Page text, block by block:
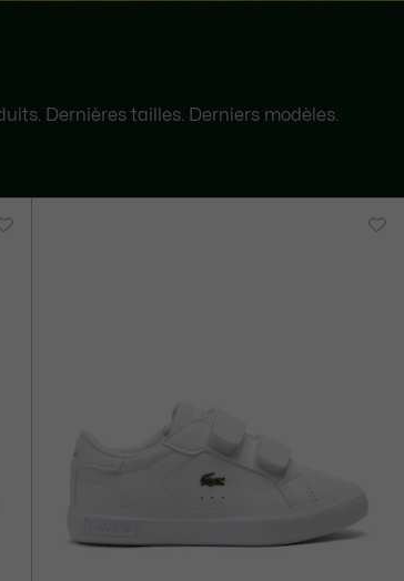
Dernières tailles. Derniers modèles.